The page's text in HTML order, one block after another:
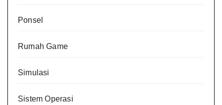
Ponsel
Rumah Game
Simulasi
Sistem Operasi